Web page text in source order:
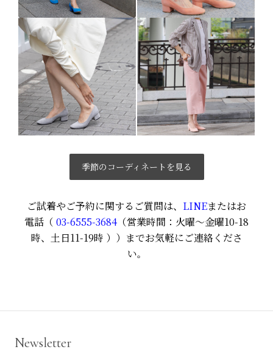
季節のコーディネートを見る
ご試着やご予約に関するご質問は、 LINEまたはお
電話（ 03-6555-3684 （営業時間：火曜〜金曜10-18
時、土日11-19時 ））までお気軽にご連絡くださ
い。
Newsletter